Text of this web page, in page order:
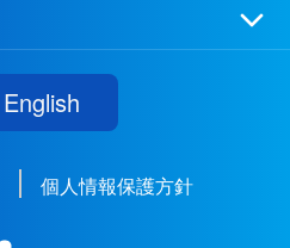
English
個人情報保護方針